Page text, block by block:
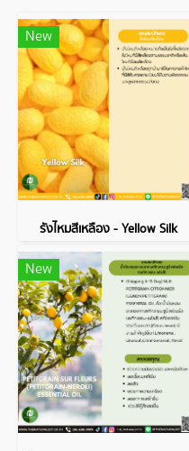
New
รังไหมสีเหลือง - Yellow Silk
New